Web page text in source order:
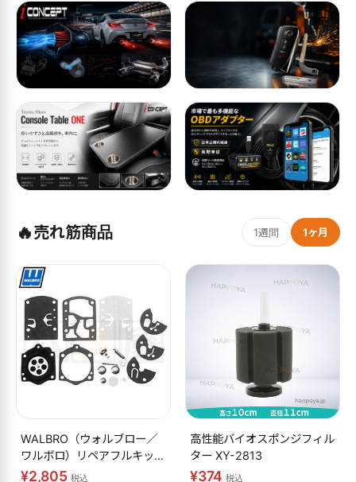
🔥売れ筋商品 1週間 1ヶ月
WALBRO（ウォルブロー／
ワルボロ）リペアフルキット
K10-WB
¥2,805 税込
高性能バイオスポンジフィル
ター XY-2813
¥374税込